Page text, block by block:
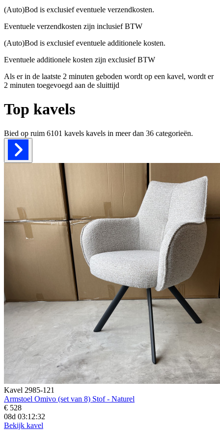
(Auto)Bod is exclusief eventuele verzendkosten.
Eventuele verzendkosten zijn inclusief BTW
(Auto)Bod is exclusief eventuele additionele kosten.
Eventuele additionele kosten zijn exclusief BTW
Als er in de laatste 2 minuten geboden wordt op een kavel, wordt er
2 minuten toegevoegd aan de sluittijd
Top kavels
Bied op ruim 6101 kavels kavels in meer dan 36 categorieën.
Kavel 2985-121
Armstoel Omivo (set van 8) Stof - Naturel
€ 528
08d 03:12:31
Bekijk kavel